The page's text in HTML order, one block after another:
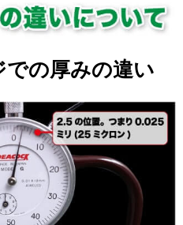
の厚みの違い